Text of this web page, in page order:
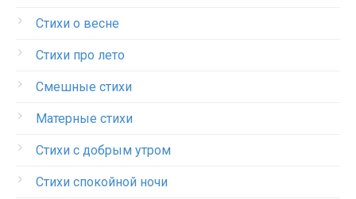
Стихи о весне
Стихи про лето
Смешные стихи
Матерные стихи
Стихи с добрым утром
Стихи спокойной ночи